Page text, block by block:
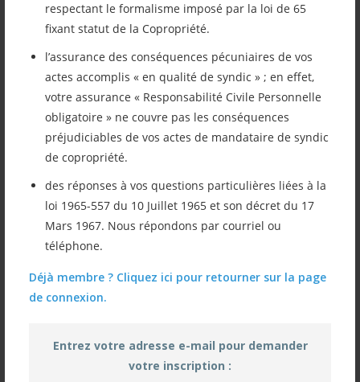
respectant le formalisme imposé par la loi de 65
fixant statut de la Copropriété.
l’assurance des conséquences pécuniaires de vos
actes accomplis « en qualité de syndic » ; en effet,
votre assurance « Responsabilité Civile Personnelle
obligatoire » ne couvre pas les conséquences
préjudiciables de vos actes de mandataire de syndic
de copropriété.
des réponses à vos questions particulières liées à la
loi 1965-557 du 10 Juillet 1965 et son décret du 17
Mars 1967. Nous répondons par courriel ou
téléphone.
Déjà membre ? Cliquez ici pour retourner sur la page
de connexion.
Entrez votre adresse e-mail pour demander
votre inscription :
Vous retrouverez ici les diapositives qui
seront diffusées au bureau sur notre grand
écran pour une présentation rapide de
notre association.
Présentation simplifié de l’ASIB
Publié par mina le 3 avril 2024
Proposez-nous votre correction !